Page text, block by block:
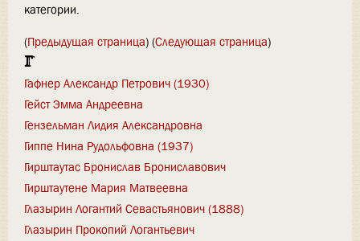
категории.
(Предыдущая страница) (Следующая страница)
Г
Гафнер Александр Петрович (1930)
Гейст Эмма Андреевна
Гензельман Лидия Александровна
Гиппе Нина Рудольфовна (1937)
Гирштаутас Бронислав Брониславович
Гирштаутене Мария Матвеевна
Глазырин Логантий Севастьянович (1888)
Глазырин Прокопий Логантьевич